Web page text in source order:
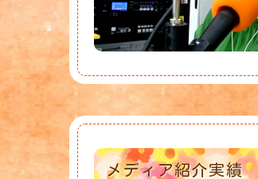
メディア紹介実績